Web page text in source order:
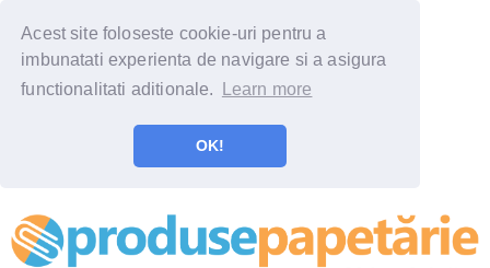
Acest site foloseste cookie-uri pentru a
imbunatati experienta de navigare si a asigura
functionalitati aditionale.
Learn more
OK!